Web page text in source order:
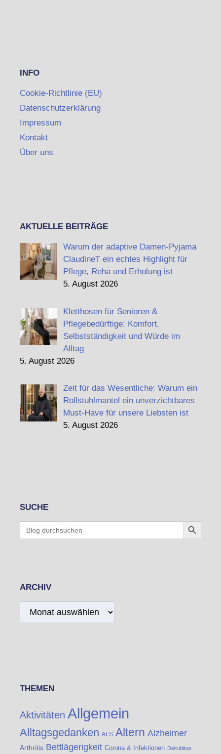
INFO
Cookie-Richtlinie (EU)
Datenschutzerklärung
Impressum
Kontakt
Über uns
AKTUELLE BEITRÄGE
Warum der adaptive Damen-Pyjama
ClaudineT ein echtes Highlight für
Pflege, Reha und Erholung ist
5. August 2026
Kletthosen für Senioren &
Pflegebedürftige: Komfort,
Selbstständigkeit und Würde im
Alltag
5. August 2026
Zeit für das Wesentliche: Warum ein
Rollstuhlmantel ein unverzichtbares
Must-Have für unsere Liebsten ist
5. August 2026
SUCHE
Search
for:
Search Button
ARCHIV
THEMEN
Aktivitäten Allgemein
Alltagsgedanken ALS Altern Alzheimer
Arthritis Bettlägerigkeit Corona & Infektionen Dekubitus